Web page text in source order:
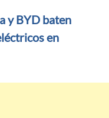
y BYD baten
en